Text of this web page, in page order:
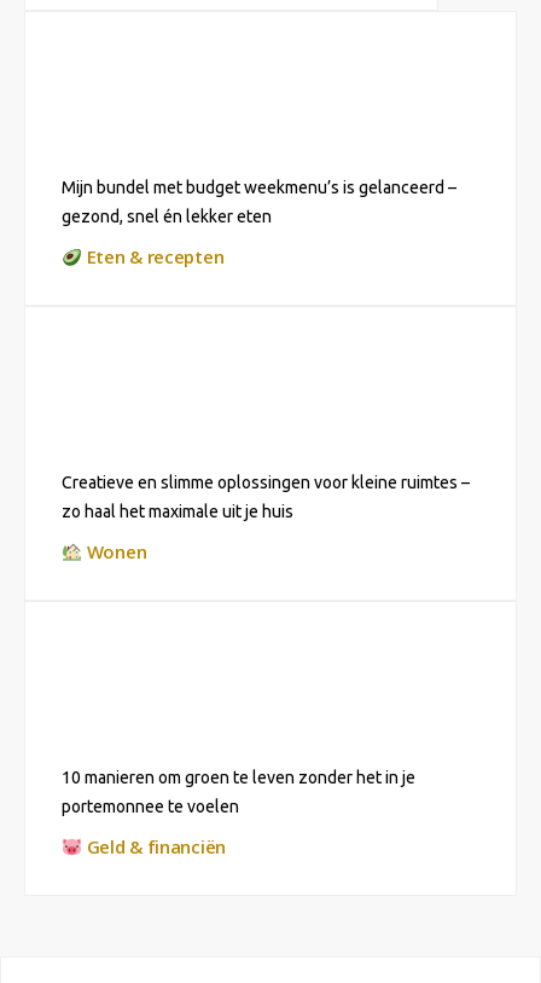
Mijn bundel met budget weekmenu’s is gelanceerd –
gezond, snel én lekker eten
Eten & recepten
Creatieve en slimme oplossingen voor kleine ruimtes –
zo haal het maximale uit je huis
Wonen
10 manieren om groen te leven zonder het in je
portemonnee te voelen
Geld & financiën